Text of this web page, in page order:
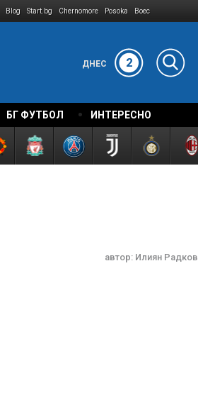
Blog Start.bg Chernomore Posoka Boec
ДНЕС 2
БГ ФУТБОЛ ИНТЕРЕСНО
автор: Илиян Радков